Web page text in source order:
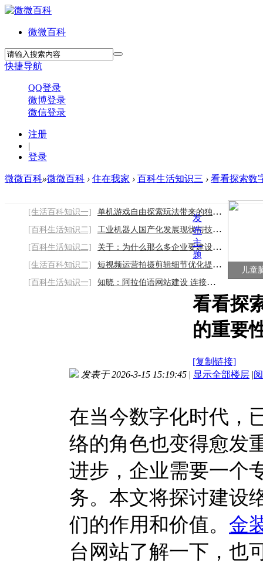
微微百科
快捷导航
QQ登录
微博登录
微信登录
注册
|
登录
微微百科»微微百科 › 住在我家 › 百科生活知识三 › 看看探索数
[生活百科知识一]
单机游戏自由探索玩法带来的独特游玩乐趣
[百科生活知识二]
工业机器人国产化发展现状与技术突破趋势
[百科生活知识二]
关于：为什么那么多企业要建设网站-
[生活百科知识二]
短视频运营拍摄剪辑细节优化提升作品质感
[百科生活知识一]
知晓：阿拉伯语网站建设 连接文化与商机的
儿童
发
布
主
题
看看探
的重要
[复制链接]
发表于 2026-3-15 15:19:45 | 显示全部楼层 |
在当今数字化时代，
络的角色也变得愈发
进步，企业需要一个
务。本文将探讨建设
们的作用和价值。 金
台网站了解一下，也